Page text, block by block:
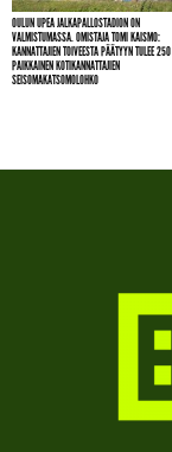
OULUN UPEA JALKAPALLOSTADION ON
VALMISTUMASSA. OMISTAJA TOMI KAISMO:
KANNATTAJIEN TOIVEESTA PÄÄTYYN TULEE 250
PAIKKAINEN KOTIKANNATTAJIEN
SEISOMAKATSOMOLOHKO